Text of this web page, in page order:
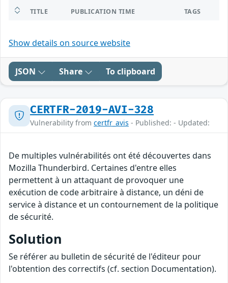
TITLE PUBLICATION TIME TAGS
Show details on source website
JSON Share To clipboard
CERTFR-2019-AVI-328
Vulnerability from certfr_avis - Published: - Updated:
De multiples vulnérabilités ont été découvertes dans
Mozilla Thunderbird. Certaines d'entre elles
permettent à un attaquant de provoquer une
exécution de code arbitraire à distance, un déni de
service à distance et un contournement de la politique
de sécurité.
Solution
Se référer au bulletin de sécurité de l'éditeur pour
l'obtention des correctifs (cf. section Documentation).